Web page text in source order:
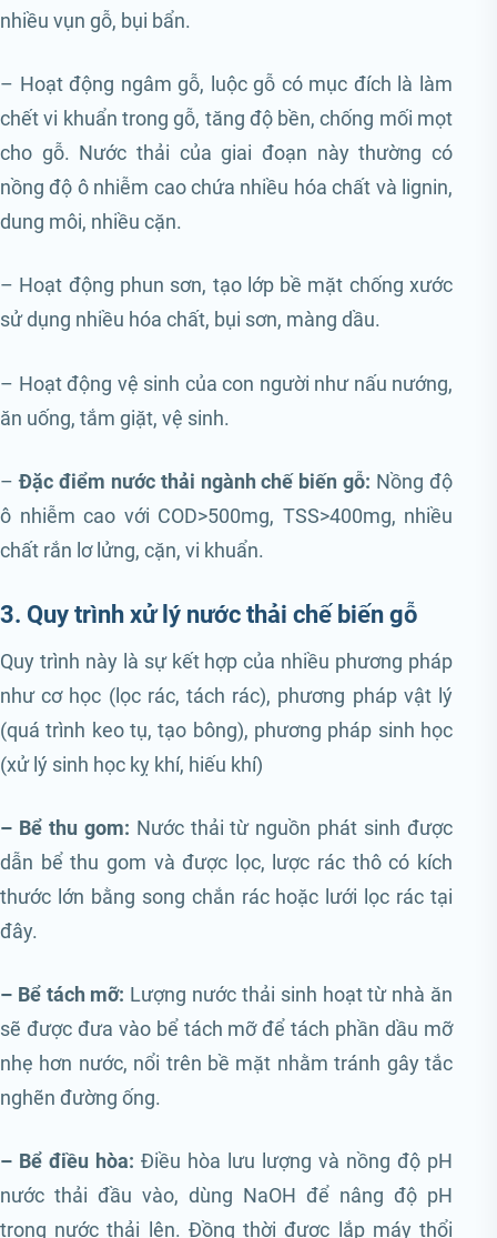
nhiều vụn gỗ, bụi bẩn.
– Hoạt động ngâm gỗ, luộc gỗ có mục đích là làm
chết vi khuẩn trong gỗ, tăng độ bền, chống mối mọt
cho gỗ. Nước thải của giai đoạn này thường có
nồng độ ô nhiễm cao chứa nhiều hóa chất và lignin,
dung môi, nhiều cặn.
– Hoạt động phun sơn, tạo lớp bề mặt chống xước
sử dụng nhiều hóa chất, bụi sơn, màng dầu.
– Hoạt động vệ sinh của con người như nấu nướng,
ăn uống, tắm giặt, vệ sinh.
–Đặc điểm nước thải ngành chế biến gỗ: Nồng độ
ô nhiễm cao với COD>500mg, TSS>400mg, nhiều
chất rắn lơ lửng, cặn, vi khuẩn.
3. Quy trình xử lý nước thải chế biến gỗ
Quy trình này là sự kết hợp của nhiều phương pháp
như cơ học (lọc rác, tách rác), phương pháp vật lý
(quá trình keo tụ, tạo bông), phương pháp sinh học
(xử lý sinh học kỵ khí, hiếu khí)
– Bể thu gom: Nước thải từ nguồn phát sinh được
dẫn bể thu gom và được lọc, lược rác thô có kích
thước lớn bằng song chắn rác hoặc lưới lọc rác tại
đây.
– Bể tách mỡ: Lượng nước thải sinh hoạt từ nhà ăn
sẽ được đưa vào bể tách mỡ để tách phần dầu mỡ
nhẹ hơn nước, nổi trên bề mặt nhằm tránh gây tắc
nghẽn đường ống.
– Bể điều hòa: Điều hòa lưu lượng và nồng độ pH
nước thải đầu vào, dùng NaOH để nâng độ pH
trong nước thải lên. Đồng thời được lắp máy thổi